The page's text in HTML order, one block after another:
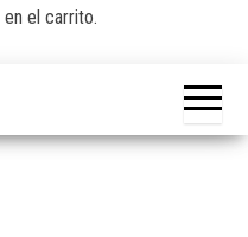
y Natural
Natural|
–
el carrito.